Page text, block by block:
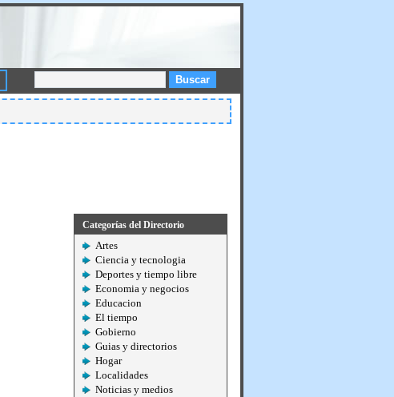
Buscar
Categorías del Directorio
Artes
Ciencia y tecnologia
Deportes y tiempo libre
Economia y negocios
Educacion
El tiempo
Gobierno
Guias y directorios
Hogar
Localidades
Noticias y medios